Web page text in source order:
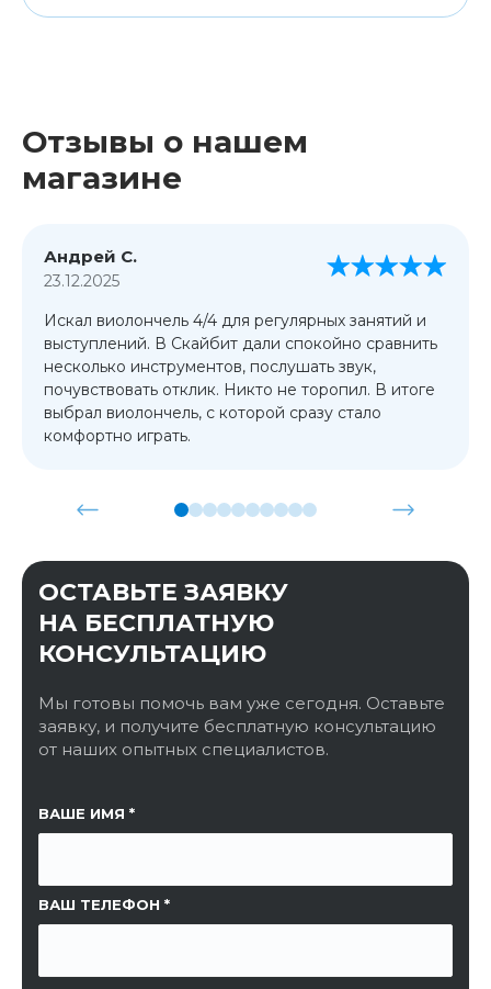
Отзывы о нашем
магазине
Андрей С.
23.12.2025
Искал виолончель 4/4 для регулярных занятий и
выступлений. В Скайбит дали спокойно сравнить
несколько инструментов, послушать звук,
почувствовать отклик. Никто не торопил. В итоге
выбрал виолончель, с которой сразу стало
комфортно играть.
ОСТАВЬТЕ ЗАЯВКУ
НА БЕСПЛАТНУЮ
КОНСУЛЬТАЦИЮ
Мы готовы помочь вам уже сегодня. Оставьте
заявку, и получите бесплатную консультацию
от наших опытных специалистов.
ВАШЕ ИМЯ
ВАШ ТЕЛЕФОН
ССЫЛКА НА СТРАНИЦУ